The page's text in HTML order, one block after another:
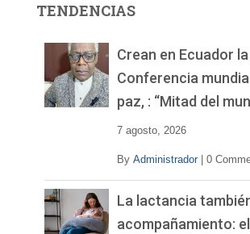
d
TENDENCIAS
Crean en Ecuador la
Conferencia
paz, : “Mitad del
7 agosto, 2026
By Administrador 0
La lactancia
acompañamiento: